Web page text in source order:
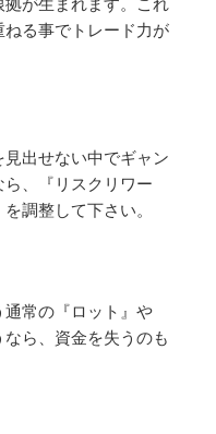
る事でトレード力が
出せない中でギャン
、『リスクリワー
を調整して下さい。
常の『ロット』や
なら、資金を失うのも